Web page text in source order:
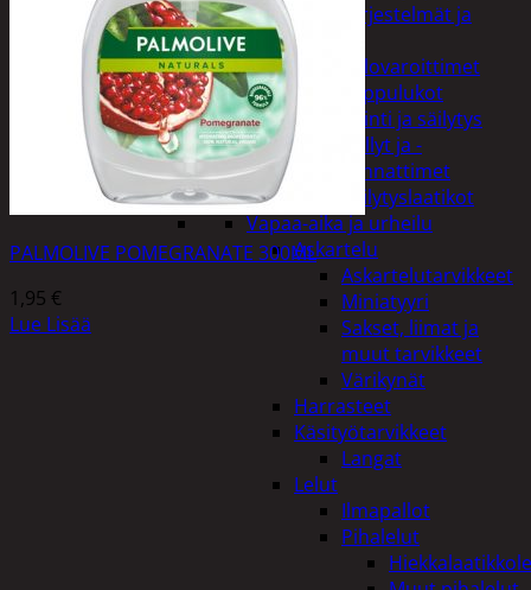
Turvajärjestelmät ja
lukitus
Palovaroittimet
Riippulukot
Varastointi ja säilytys
Hyllyt ja -
kannattimet
Säilytyslaatikot
Vapaa-aika ja urheilu
Askartelu
Askartelutarvikkeet
Miniatyyri
Sakset, liimat ja
muut tarvikkeet
Värikynät
Harrasteet
Käsityötarvikkeet
Langat
Lelut
Ilmapallot
Pihalelut
PALMOLIVE POMEGRANATE 300ML
1,95 €
Lue Lisää